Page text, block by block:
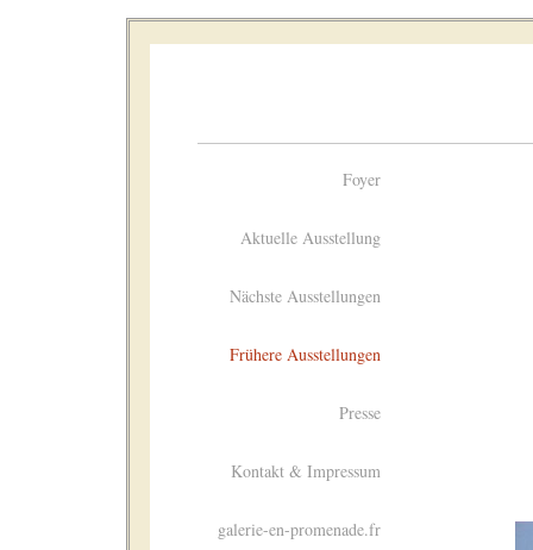
Foyer
Aktuelle Ausstellung
Nächste Ausstellungen
Frühere Ausstellungen
Presse
Kontakt & Impressum
galerie-en-promenade.fr